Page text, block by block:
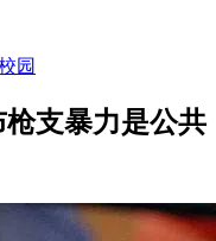
园
支暴力是公共